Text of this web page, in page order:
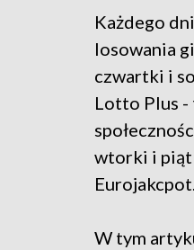
Każdego
losowania
czwartki i
Lotto Plus -
wtorki i
W tym